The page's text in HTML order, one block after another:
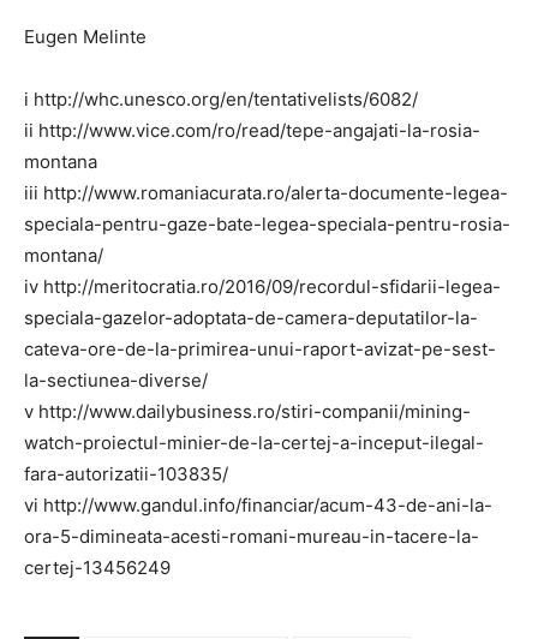
Eugen Melinte
i http://whc.unesco.org/en/tentativelists/6082/
ii http://www.vice.com/ro/read/tepe-angajati-la-rosia-
montana
iii http://www.romaniacurata.ro/alerta-documente-legea-
speciala-pentru-gaze-bate-legea-speciala-pentru-rosia-
montana/
iv http://meritocratia.ro/2016/09/recordul-sfidarii-legea-
speciala-gazelor-adoptata-de-camera-deputatilor-la-
cateva-ore-de-la-primirea-unui-raport-avizat-pe-sest-
la-sectiunea-diverse/
v http://www.dailybusiness.ro/stiri-companii/mining-
watch-proiectul-minier-de-la-certej-a-inceput-ilegal-
fara-autorizatii-103835/
vi http://www.gandul.info/financiar/acum-43-de-ani-la-
ora-5-dimineata-acesti-romani-mureau-in-tacere-la-
certej-13456249